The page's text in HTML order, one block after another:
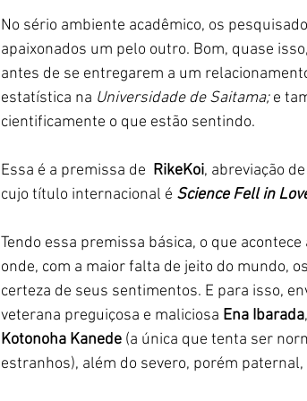
No sério ambiente acadêmico, os
apaixonados um pelo outro. Bom, quase
antes de se entregarem a um
estatística na Universidade de Saitama; e
cientificamente o que estão sentindo.
Essa é a premissa de RikeKoi, abreviação de
cujo título internacional é Science Fell in
Tendo essa premissa básica, o que
onde, com a maior falta de jeito do mundo,
certeza de seus sentimentos. E para isso,
veterana preguiçosa e maliciosa Ena Ibarada
Kotonoha Kanede (a única que tenta ser
estranhos), além do severo, porém paternal,